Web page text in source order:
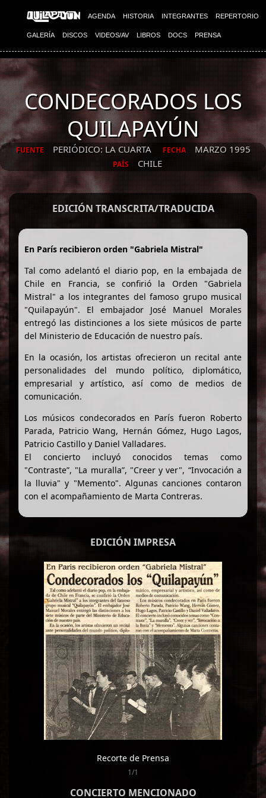
AGENDA HISTORIA INTEGRANTES REPERTORIO
GALERÍA DISCOS VIDEOS/AV LIBROS DOCS PRENSA
CONDECORADOS LOS
QUILAPAYÚN
FUENTE PERIÓDICO: LA CUARTA FECHA MARZO 1995
PAÍS CHILE
EDICIÓN TRANSCRITA/TRADUCIDA
En París recibieron orden "Gabriela Mistral"
Tal como adelantó el diario pop, en la embajada de
Chile en Francia, se confirió la Orden "Gabriela
Mistral" a los integrantes del famoso grupo musical
"Quilapayún". El embajador José Manuel Morales
entregó las distinciones a los siete músicos de parte
del Ministerio de Educación de nuestro país.
En la ocasión, los artistas ofrecieron un recital ante
personalidades del mundo político, diplomático,
empresarial y artístico, así como de medios de
comunicación.
Los músicos condecorados en París fueron Roberto
Parada, Patricio Wang, Hernán Gómez, Hugo Lagos,
Patricio Castillo y Daniel Valladares.
El concierto incluyó conocidos temas como
"Contraste”, "La muralla”, "Creer y ver", “Invocación a
la lluvia" y "Memento". Algunas canciones contaron
con el acompañamiento de Marta Contreras.
EDICIÓN IMPRESA
Recorte de Prensa
1/1
CONCIERTO MENCIONADO